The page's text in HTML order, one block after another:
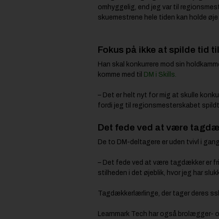
omhyggelig, end jeg var til
skuemestrene hele tiden kan holde
Fokus på ikke at spilde tid
Han skal konkurrere mod sin
komme med til DM i Skills.
– Det er helt nyt for mig at skulle
fordi jeg til regionsmesterskabet
Det fede ved at være
De to DM-deltagere er uden tvivl i
– Det fede ved at være tagdækker er
stilheden i det øjeblik, hvor jeg har
Tagdækkerlærlinge, der tager deres
Learnmark Tech har også brolægger-